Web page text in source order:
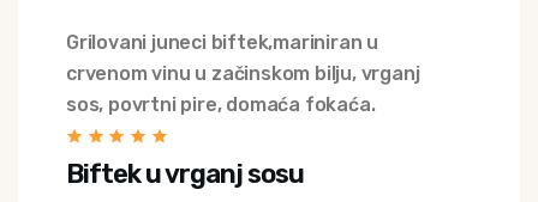
Grilovani juneci biftek,mariniran u
crvenom vinu u začinskom bilju, vrganj
sos, povrtni pire, domaća fokaća.
Biftek u vrganj sosu